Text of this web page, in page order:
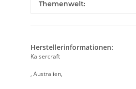
Themenwelt:
Herstellerinformationen:
Kaisercraft
, Australien,